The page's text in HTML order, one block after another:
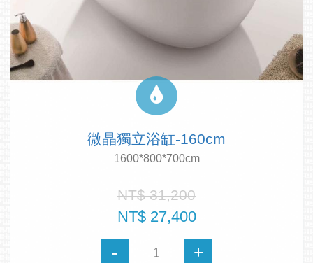
微晶獨立浴缸-160cm
1600*800*700cm
NT$ 31,200
NT$ 27,400